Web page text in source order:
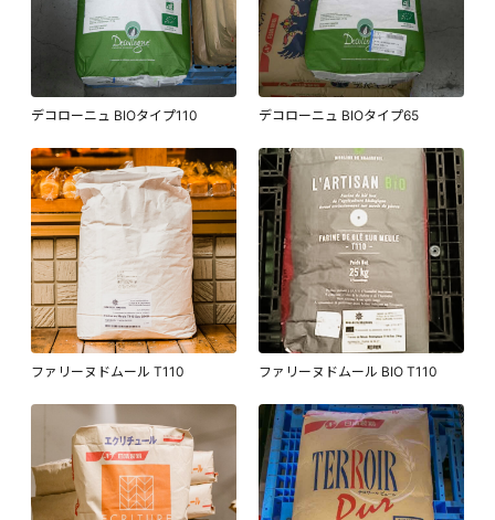
デコローニュ BIOタイプ110 デコローニュ BIOタイプ65
ファリーヌドムール T110 ファリーヌドムール BIO T110